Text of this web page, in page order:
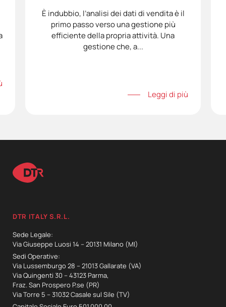
È indubbio, l’analisi dei dati di vendita è il
primo passo verso una gestione più
efficiente della propria attività. Una
gestione che, a...
Leggi di più
DTR ITALY S.R.L.
Sede Legale:
Via Giuseppe Luosi 14 – 20131 Milano (MI)
Sedi Operative:
Via Lussemburgo 28 – 21013 Gallarate (VA)
Via Quingenti 30 – 43123 Parma,
Fraz. San Prospero P.se (PR)
Via Torre 5 – 31032 Casale sul Sile (TV)